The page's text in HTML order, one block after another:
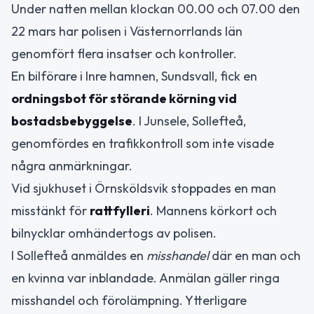
Under natten mellan klockan 00.00 och 07.00 den
22 mars har polisen i Västernorrlands län
genomfört flera insatser och kontroller.
En bilförare i Inre hamnen, Sundsvall, fick en
ordningsbot för störande körning vid
bostadsbebyggelse. I Junsele, Sollefteå,
genomfördes en trafikkontroll som inte visade
några anmärkningar.
Vid sjukhuset i Örnsköldsvik stoppades en man
misstänkt för rattfylleri. Mannens körkort och
bilnycklar omhändertogs av polisen.
I Sollefteå anmäldes en misshandeldär en man och
en kvinna var inblandade. Anmälan gäller ringa
misshandel och förolämpning. Ytterligare